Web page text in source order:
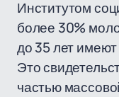
Институтом
более 30%
до 35 лет
Это
частью